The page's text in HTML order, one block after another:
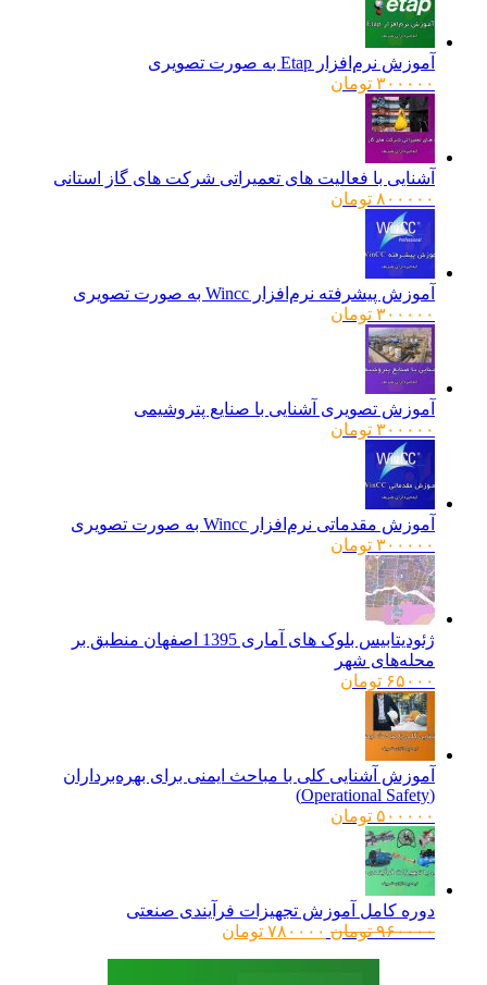
آموزش نرم‌افزار Etap به صورت تصویری
۳۰۰۰۰۰ تومان
آشنایی با فعالیت های تعمیراتی شرکت های گاز استانی
۸۰۰۰۰۰ تومان
آموزش پیشرفته نرم‌افزار Wincc به صورت تصویری
۳۰۰۰۰۰ تومان
آموزش تصویری آشنایی با صنایع پتروشیمی
۳۰۰۰۰۰ تومان
آموزش مقدماتی نرم‌افزار Wincc به صورت تصویری
۳۰۰۰۰۰ تومان
ژئودیتابیس بلوک های آماری 1395 اصفهان منطبق بر
محله‌های شهر
۶۵۰۰۰ تومان
آموزش آشنایی کلی با مباحث ایمنی برای بهره‌برداران
۵۰۰۰۰۰ تومان
دوره کامل آموزش تجهیزات فرآیندی صنعتی
۹۶۰۰۰۰ تومانقیمت
۷۸۰۰۰۰ تومانقیمت